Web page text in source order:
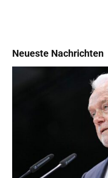
Neueste Nachrichten